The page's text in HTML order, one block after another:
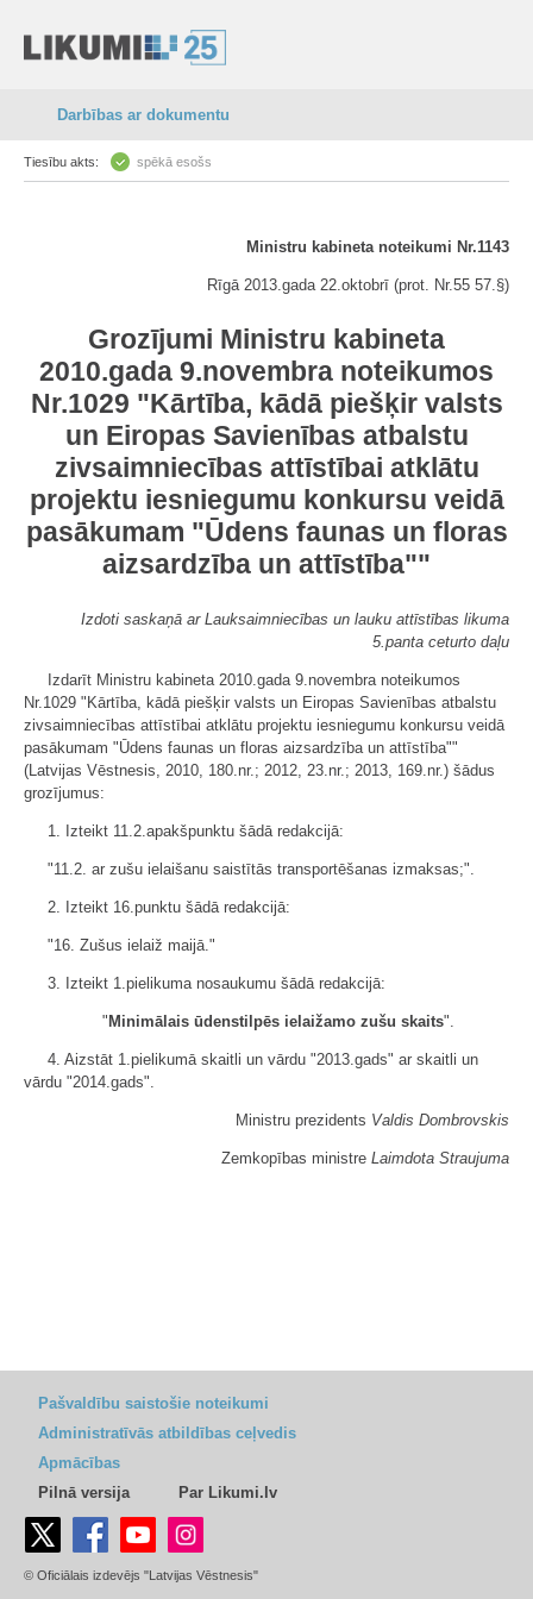
Darbības ar dokumentu
Tiesību akts: spēkā esošs
Ministru kabineta noteikumi Nr.1143
Rīgā 2013.gada 22.oktobrī (prot. Nr.55 57.§)
Grozījumi Ministru kabineta
2010.gada 9.novembra noteikumos
Nr.1029 "Kārtība, kādā piešķir valsts
un Eiropas Savienības atbalstu
zivsaimniecības attīstībai atklātu
projektu iesniegumu konkursu veidā
pasākumam "Ūdens faunas un floras
aizsardzība un attīstība""
Izdoti saskaņā ar Lauksaimniecības un lauku attīstības likuma
5.panta ceturto daļu
Izdarīt Ministru kabineta 2010.gada 9.novembra noteikumos
Nr.1029 "Kārtība, kādā piešķir valsts un Eiropas Savienības atbalstu
zivsaimniecības attīstībai atklātu projektu iesniegumu konkursu veidā
pasākumam "Ūdens faunas un floras aizsardzība un attīstība""
(Latvijas Vēstnesis, 2010, 180.nr.; 2012, 23.nr.; 2013, 169.nr.) šādus
grozījumus:
1. Izteikt 11.2.apakšpunktu šādā redakcijā:
"11.2. ar zušu ielaišanu saistītās transportēšanas izmaksas;".
2. Izteikt 16.punktu šādā redakcijā:
"16. Zušus ielaiž maijā."
3. Izteikt 1.pielikuma nosaukumu šādā redakcijā:
" Minimālais ūdenstilpēs ielaižamo zušu skaits".
4. Aizstāt 1.pielikumā skaitli un vārdu "2013.gads" ar skaitli un
vārdu "2014.gads".
Ministru prezidents Valdis Dombrovskis
Zemkopības ministre Laimdota Straujuma
Pašvaldību saistošie noteikumi
Administratīvās atbildības ceļvedis
Apmācības
Pilnā versija
Par Likumi.lv
© Oficiālais izdevējs "Latvijas Vēstnesis"